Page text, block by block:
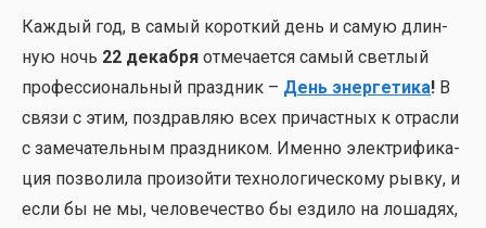
Каж­дый год, в самый корот­кий день и самую длин­
ную ночь 22 декаб­ря отме­ча­ет­ся самый свет­лый
про­фес­си­о­наль­ный празд­ник – День энер­ге­ти­ка! В
свя­зи с этим, поздрав­ляю всех при­част­ных к отрас­ли
с заме­ча­тель­ным празд­ни­ком. Имен­но элек­три­фи­ка­
ция поз­во­ли­ла про­изой­ти тех­но­ло­ги­че­ско­му рыв­ку, и
если бы не мы, чело­ве­че­ство бы езди­ло на лоша­дях,